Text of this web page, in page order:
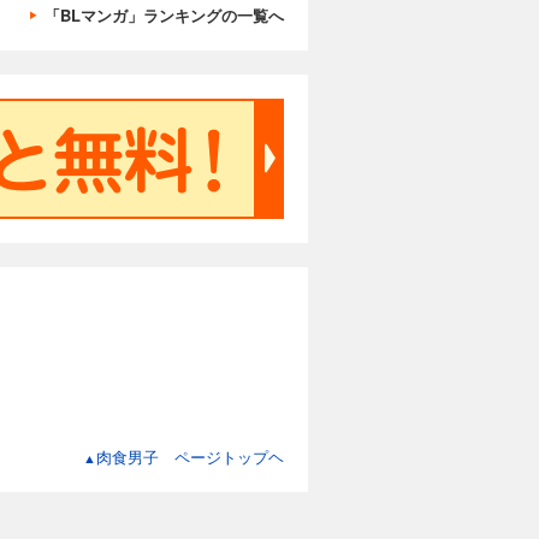
「BLマンガ」ランキングの一覧へ
▲肉食男子 ページトップヘ